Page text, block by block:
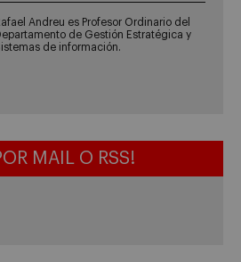
Andreu es Profesor Ordinario del
de Gestión Estratégica y
de información.
MAIL O RSS!